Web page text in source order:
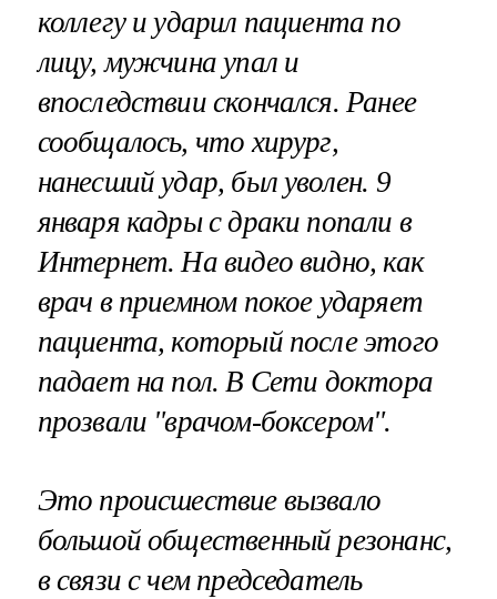
коллегу и ударил пациента по
лицу, мужчина упал и
впоследствии скончался. Ранее
сообщалось, что хирург,
нанесший удар, был уволен. 9
января кадры с драки попали в
Интернет. На видео видно, как
врач в приемном покое ударяет
пациента, который после этого
падает на пол. В Сети доктора
прозвали "врачом-боксером".
Это происшествие вызвало
большой общественный резонанс,
в связи с чем председатель